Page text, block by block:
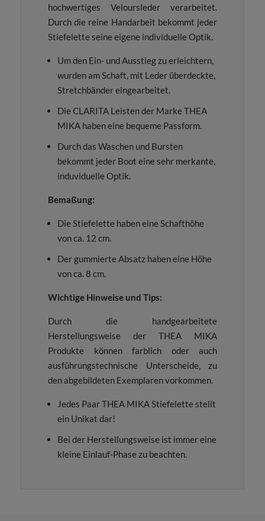
hochwertiges Veloursleder verarbeitet.
Durch die reine Handarbeit bekommt jeder
Stiefelette seine eigene individuelle Optik.
Um den Ein- und Ausstieg zu erleichtern,
wurden am Schaft, mit Leder überdeckte,
Stretchbänder eingearbeitet.
Die CLARITA Leisten der Marke THEA
MIKA haben eine bequeme Passform.
Durch das Waschen und Bursten
bekommt jeder Boot eine sehr merkante,
induviduelle Optik.
Bemaßung:
Die Stiefelette haben eine Schafthöhe
von ca. 12 cm.
Der gummierte Absatz haben eine Höhe
von ca. 8 cm.
Wichtige Hinweise und Tips:
Durch die handgearbeitete
Herstellungsweise der THEA MIKA
Produkte können farblich oder auch
ausführungstechnische Unterscheide, zu
den abgebildeten Exemplaren vorkommen.
Jedes Paar THEA MIKA Stiefelette stellt
ein Unikat dar!
Bei der Herstellungsweise ist immer eine
kleine Einlauf-Phase zu beachten.